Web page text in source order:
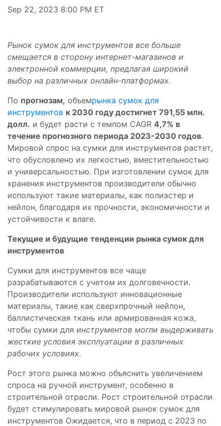
Sep 22, 2023 8:00 PM ET
Рынок сумок для инструментов все больше
смещается в сторону интернет-магазинов и
электронной коммерции, предлагая широкий
выбор на различных онлайн-платформах.
По прогнозам, объемрынка сумок для
инструментов к 2030 году достигнет 791,55 млн.
долл. и будет расти с темпом CAGR 4,7% в
течение прогнозного периода 2023-2030 годов.
Мировой спрос на сумки для инструментов растет,
что обусловлено их легкостью, вместительностью
и универсальностью. При изготовлении сумок для
хранения инструментов производители обычно
используют такие материалы, как полиэстер и
нейлон, благодаря их прочности, экономичности и
устойчивости к влаге.
Текущие и будущие тенденции рынка сумок для
инструментов
Сумки для инструментов все чаще
разрабатываются с учетом их долговечности.
Производители используют инновационные
материалы, такие как сверхпрочный нейлон,
баллистическая ткань или армированная кожа,
чтобы сумки для инструментов могли выдерживать
жесткие условия эксплуатации в различных
рабочих условиях.
Рост этого рынка можно объяснить увеличением
спроса на ручной инструмент, особенно в
строительной отрасли. Рост строительной отрасли
будет стимулировать мировой рынок сумок для
инструментов Ожидается, что в период с 2023 по